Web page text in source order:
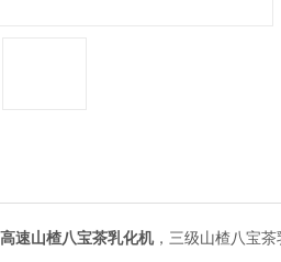
高速山楂八宝茶乳化机，三级山楂八宝